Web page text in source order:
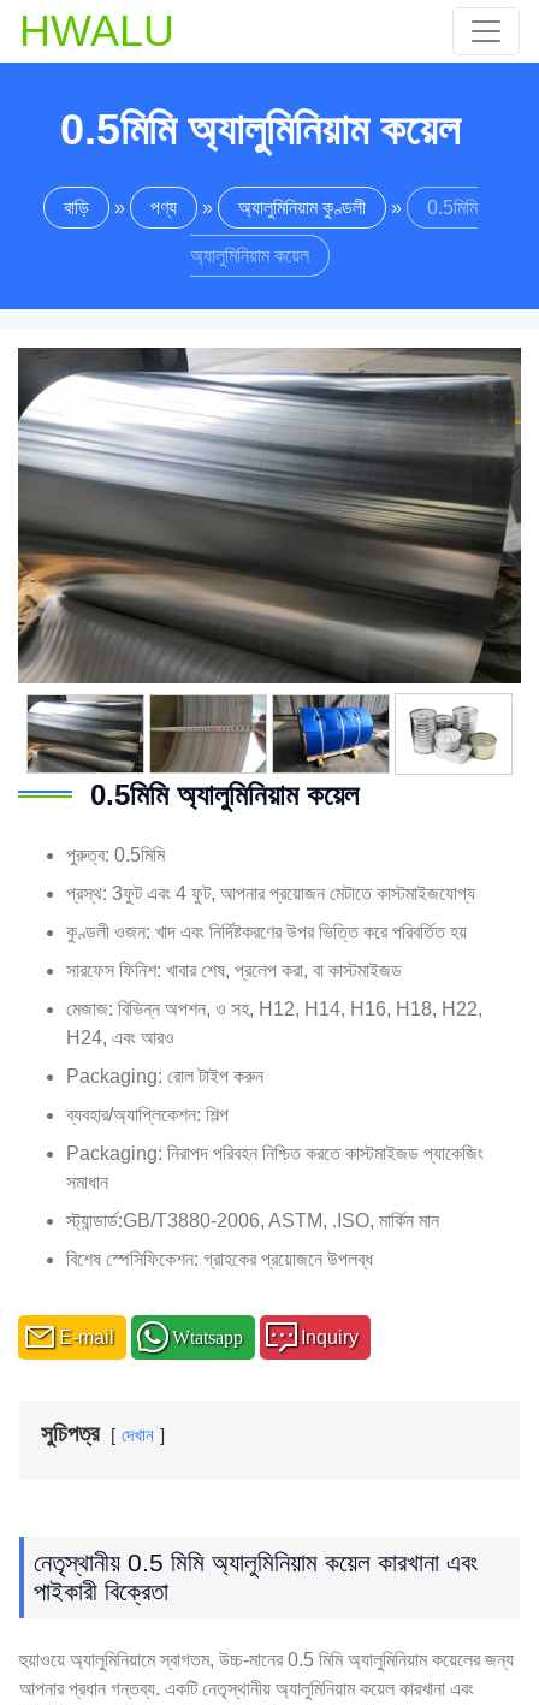
HWALU
0.5মিমি অ্যালুমিনিয়াম কয়েল
বাড়ি » পণ্য » অ্যালুমিনিয়াম কুণ্ডলী » 0.5মিমি
অ্যালুমিনিয়াম কয়েল
0.5মিমি অ্যালুমিনিয়াম কয়েল
পুরুত্ব: 0.5মিমি
প্রস্থ: 3ফুট এবং 4 ফুট, আপনার প্রয়োজন মেটাতে কাস্টমাইজযোগ্য
কুণ্ডলী ওজন: খাদ এবং নির্দিষ্টকরণের উপর ভিত্তি করে পরিবর্তিত হয়
সারফেস ফিনিশ: খাবার শেষ, প্রলেপ করা, বা কাস্টমাইজড
মেজাজ: বিভিন্ন অপশন, ও সহ, H12, H14, H16, H18, H22,
H24, এবং আরও
Packaging: রোল টাইপ করুন
ব্যবহার/অ্যাপ্লিকেশন: শিল্প
Packaging: নিরাপদ পরিবহন নিশ্চিত করতে কাস্টমাইজড প্যাকেজিং
সমাধান
স্ট্যান্ডার্ড:GB/T3880-2006, ASTM, .ISO, মার্কিন মান
বিশেষ স্পেসিফিকেশন: গ্রাহকের প্রয়োজনে উপলব্ধ
E-mail Wtatsapp Inquiry
সুচিপত্র দেখান
নেতৃস্থানীয় 0.5 মিমি অ্যালুমিনিয়াম কয়েল কারখানা এবং
পাইকারী বিক্রেতা
হুয়াওয়ে অ্যালুমিনিয়ামে স্বাগতম, উচ্চ-মানের 0.5 মিমি অ্যালুমিনিয়াম কয়েলের জন্য
আপনার প্রধান গন্তব্য. একটি নেতৃস্থানীয় অ্যালুমিনিয়াম কয়েল কারখানা এবং